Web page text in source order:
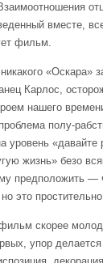
вместе,
фильм.
«Оскара»
Карлос,
нашего
полу-
уровень «давайте
жизнь» безо
предположить
это
скорее
упор